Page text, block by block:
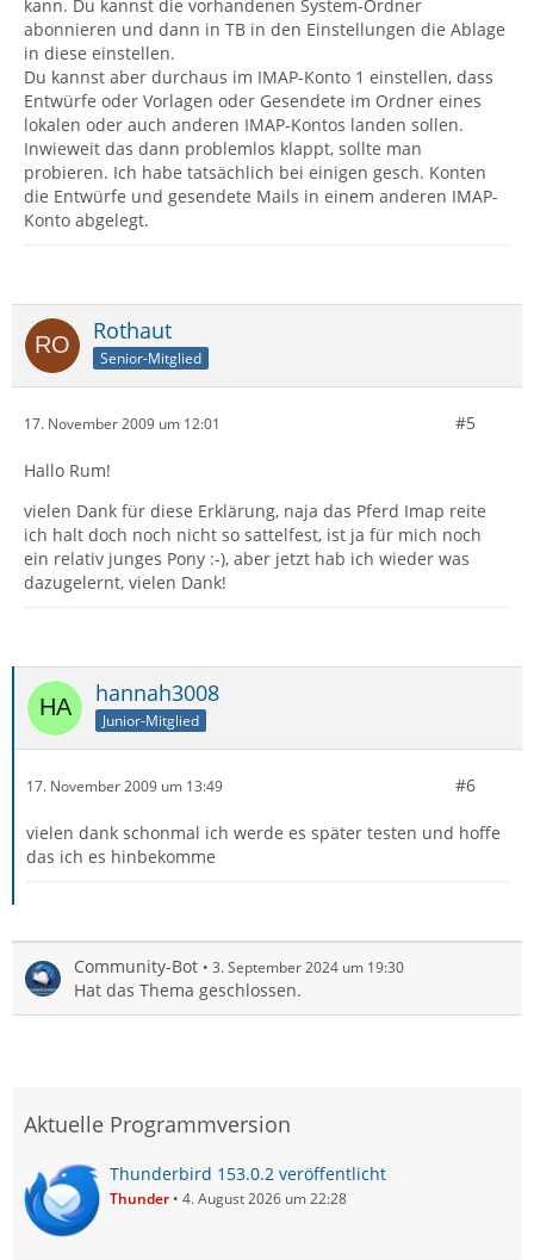
kann. Du kannst die vorhandenen System-Ordner
abonnieren und dann in TB in den Einstellungen die Ablage
in diese einstellen.
Du kannst aber durchaus im IMAP-Konto 1 einstellen, dass
Entwürfe oder Vorlagen oder Gesendete im Ordner eines
lokalen oder auch anderen IMAP-Kontos landen sollen.
Inwieweit das dann problemlos klappt, sollte man
probieren. Ich habe tatsächlich bei einigen gesch. Konten
die Entwürfe und gesendete Mails in einem anderen IMAP-
Konto abgelegt.
Rothaut
Senior-Mitglied
17. November 2009 um 12:01 #5
Hallo Rum!
vielen Dank für diese Erklärung, naja das Pferd Imap reite
ich halt doch noch nicht so sattelfest, ist ja für mich noch
ein relativ junges Pony :-), aber jetzt hab ich wieder was
dazugelernt, vielen Dank!
hannah3008
Junior-Mitglied
17. November 2009 um 13:49 #6
vielen dank schonmal ich werde es später testen und hoffe
das ich es hinbekomme
Community-Bot 3. September 2024 um 19:30
Hat das Thema geschlossen.
Aktuelle Programmversion
Thunderbird 153.0.2 veröffentlicht
Thunder 4. August 2026 um 22:28